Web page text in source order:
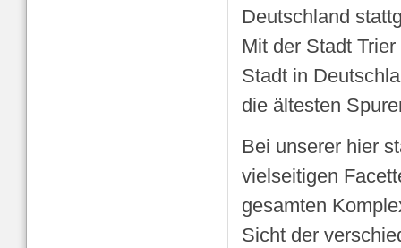
Deutschland
Mit der Stadt
Stadt in
die ältesten
Bei unserer hier
vielseitigen
gesamten
Sicht der